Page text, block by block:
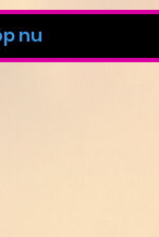
nu